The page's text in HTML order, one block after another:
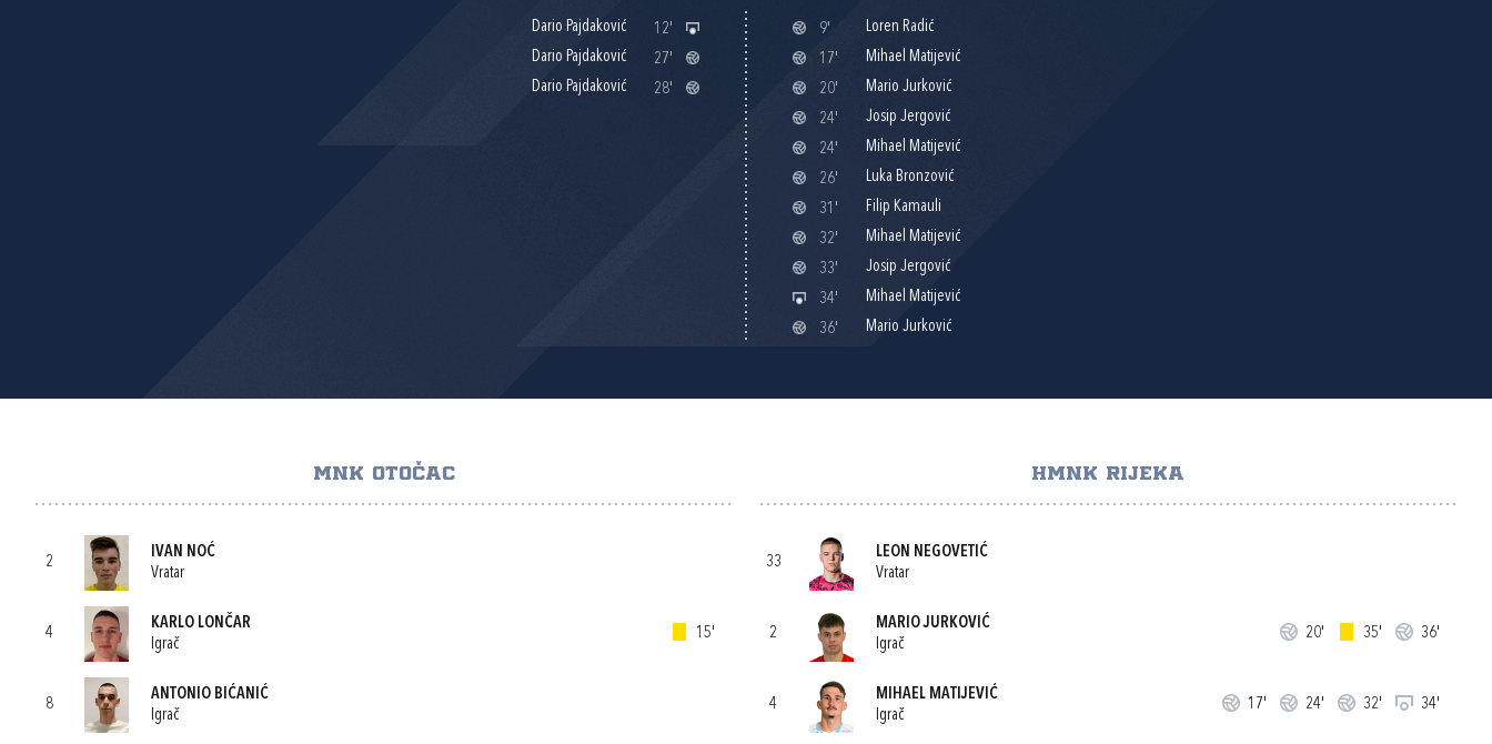
Dario Pajdaković
12'
Dario Pajdaković
27'
Dario Pajdaković
28'
9'
Loren Radić
17'
Mihael Matijević
20'
Mario Jurković
24'
Josip Jergović
24'
Mihael Matijević
26'
Luka Bronzović
31'
Filip Kamauli
32'
Mihael Matijević
33'
Josip Jergović
34'
Mihael Matijević
36'
Mario Jurković
MNK OTOČAC
2
IVAN NOĆ
Vratar
4
KARLO LONČAR
Igrač
15'
8
ANTONIO BIĆANIĆ
Igrač
HMNK RIJEKA
33
LEON NEGOVETIĆ
Vratar
2
MARIO JURKOVIĆ
Igrač
20' 35' 36'
4
MIHAEL MATIJEVIĆ
Igrač
17' 24' 32' 34'